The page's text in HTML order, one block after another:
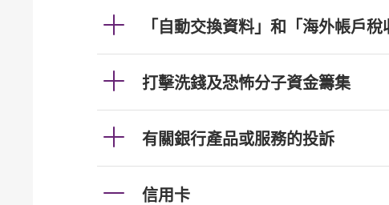
「自動交換資料」和「海外帳戶稅
打擊洗錢及恐怖分子資金籌集
有關銀行產品或服務的投訴
信用卡